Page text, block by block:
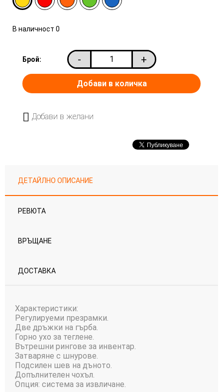
В наличност 0
Брой: - +
Добави в желани
ДЕТАЙЛНО ОПИСАНИЕ
РЕВЮТА
ВРЪЩАНЕ
ДОСТАВКА
Характеристики:
Регулируеми презрамки.
Две дръжки на гърба.
Горно ухо за теглене.
Вътрешни рингове за инвентар.
Затваряне с шнурове.
Подсилен шев на дъното.
Допълнителен чохъл.
Опция: система за извличане.